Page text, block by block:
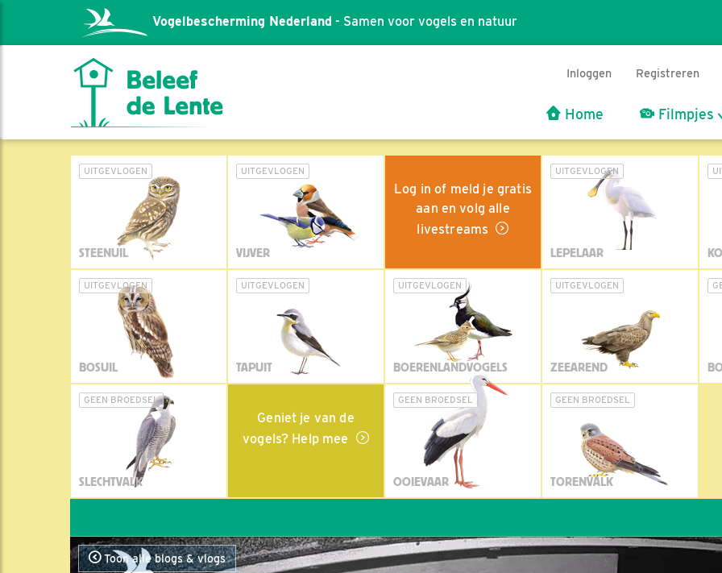
Vogelbescherming Nederland - Samen voor vogels en natuur
Inloggen Registreren
Home Filmpjes
UITGEVLOGEN
STEENUIL
UITGEVLOGEN
VIJVER
Log in of meld je gratis
aan en volg alle
livestreams
UITGEVLOGEN
LEPELAAR
UITGEVLOGEN
BOSUIL
UITGEVLOGEN
TAPUIT
UITGEVLOGEN
BOERENLANDVOGELS
UITGEVLOGEN
ZEEAREND
GEEN BROEDSEL
SLECHTVALK
Geniet je van de
vogels? Help mee
GEEN BROEDSEL
OOIEVAAR
GEEN BROEDSEL
TORENVALK
Toon alle blogs & vlogs